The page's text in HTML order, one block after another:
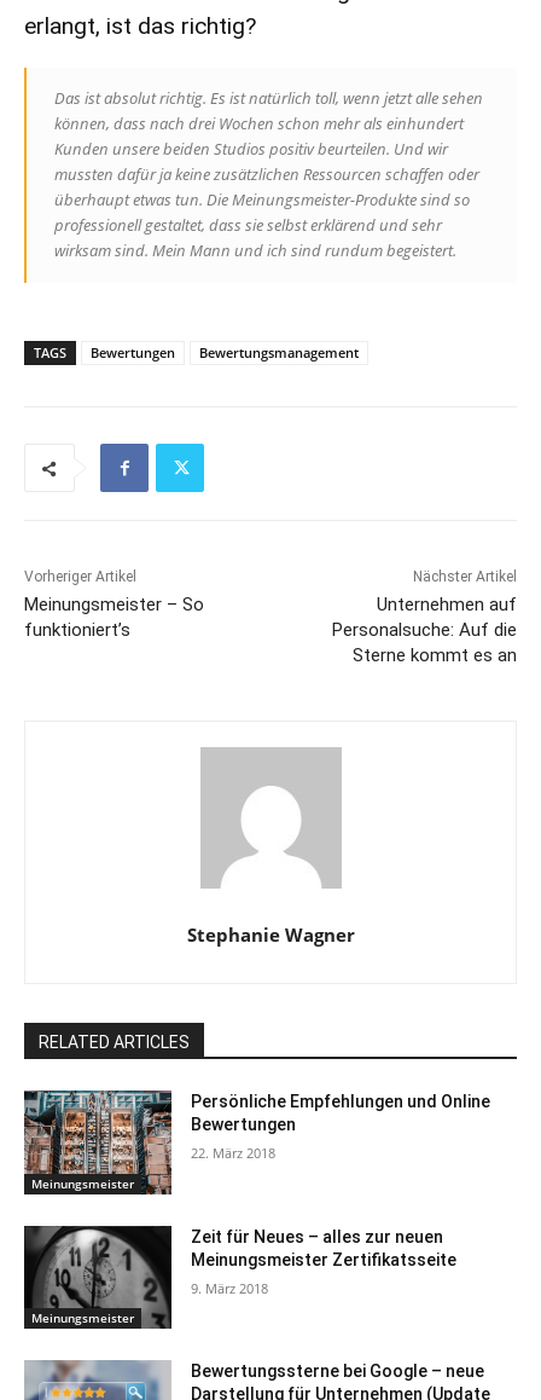
erlangt, ist das richtig?
Das ist absolut richtig. Es ist natürlich toll, wenn jetzt alle sehen
können, dass nach drei Wochen schon mehr als einhundert
Kunden unsere beiden Studios positiv beurteilen. Und wir
mussten dafür ja keine zusätzlichen Ressourcen schaffen oder
überhaupt etwas tun. Die Meinungsmeister-Produkte sind so
professionell gestaltet, dass sie selbst erklärend und sehr
wirksam sind. Mein Mann und ich sind rundum begeistert.
TAGS Bewertungen Bewertungsmanagement
Vorheriger Artikel
Meinungsmeister – So
funktioniert’s
Nächster Artikel
Unternehmen auf
Personalsuche: Auf die
Sterne kommt es an
Stephanie Wagner
RELATED ARTICLES
Meinungsmeister
Persönliche Empfehlungen und Online
Bewertungen
22. März 2018
Meinungsmeister
Zeit für Neues – alles zur neuen
Meinungsmeister Zertifikatsseite
9. März 2018
Bewertungssterne bei Google – neue
Darstellung für Unternehmen (Update